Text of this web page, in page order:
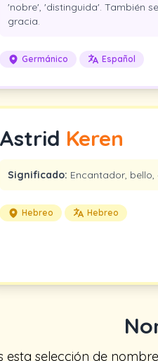
'nobre', 'distinguida'. También
gracia.
Germánico Español
Astrid Keren
Significado: Encantador,
Hebreo Hebreo
esta selección de